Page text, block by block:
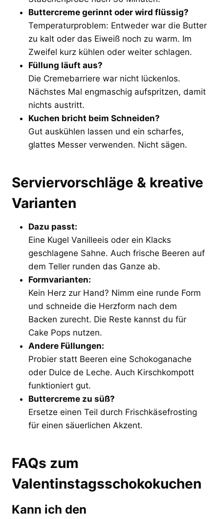
Buttercreme gerinnt oder wird flüssig?
Temperaturproblem: Entweder war die Butter
zu kalt oder das Eiweiß noch zu warm. Im
Zweifel kurz kühlen oder weiter schlagen.
Füllung läuft aus?
Die Cremebarriere war nicht lückenlos.
Nächstes Mal engmaschig aufspritzen, damit
nichts austritt.
Kuchen bricht beim Schneiden?
Gut auskühlen lassen und ein scharfes,
glattes Messer verwenden. Nicht sägen.
Serviervorschläge & kreative
Varianten
Dazu passt:
Eine Kugel Vanilleeis oder ein Klacks
geschlagene Sahne. Auch frische Beeren auf
dem Teller runden das Ganze ab.
Formvarianten:
Kein Herz zur Hand? Nimm eine runde Form
und schneide die Herzform nach dem
Backen zurecht. Die Reste kannst du für
Cake Pops nutzen.
Andere Füllungen:
Probier statt Beeren eine Schokoganache
oder Dulce de Leche. Auch Kirschkompott
funktioniert gut.
Buttercreme zu süß?
Ersetze einen Teil durch Frischkäsefrosting
für einen säuerlichen Akzent.
FAQs zum
Valentinstagsschokokuchen
Kann ich den